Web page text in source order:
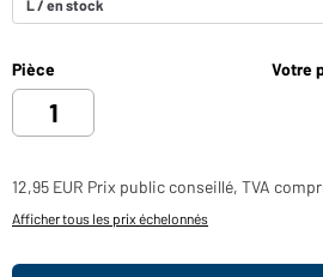
Pièce Votre
12,95 EUR Prix public conseillé, TVA
Afficher tous les prix échelonnés